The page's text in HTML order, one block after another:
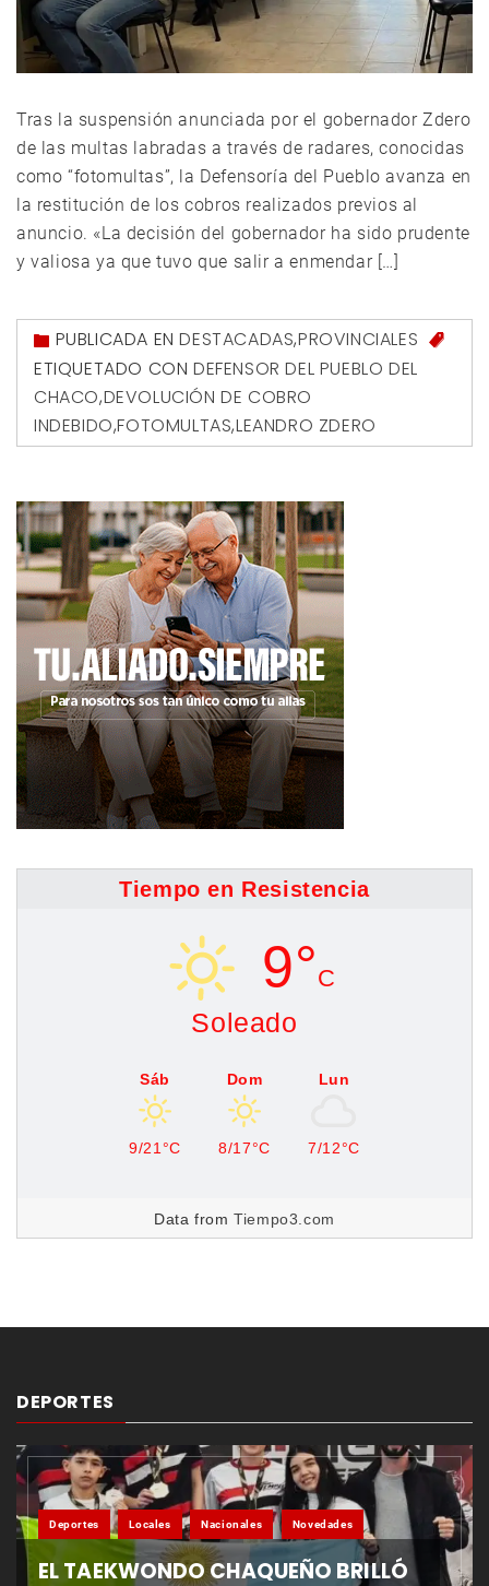
Tras la suspensión anunciada por el gobernador Zdero
de las multas labradas a través de radares, conocidas
como “fotomultas”, la Defensoría del Pueblo avanza en
la restitución de los cobros realizados previos al
anuncio. «La decisión del gobernador ha sido prudente
y valiosa ya que tuvo que salir a enmendar […]
PUBLICADA ENDESTACADAS,PROVINCIALES
ETIQUETADO CON DEFENSOR DEL PUEBLO DEL
CHACO,DEVOLUCIÓN DE COBRO
INDEBIDO,FOTOMULTAS,LEANDRO ZDERO
Tiempo en Resistencia
9°C
Soleado
Sáb
9/21°C
Dom
8/17°C
Lun
7/12°C
Data fromTiempo3.com
DEPORTES
Deportes Locales Nacionales Novedades
EL TAEKWONDO CHAQUEÑO BRILLÓ